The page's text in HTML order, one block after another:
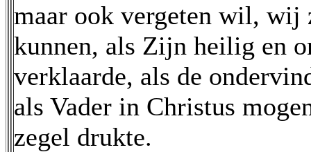
maar ook vergeten wil, wij
kunnen, als Zijn heilig en
verklaarde, als de
als Vader in Christus
zegel drukte.